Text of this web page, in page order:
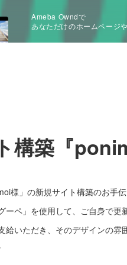
Ameba Owndで
あなただけのホームページ
構築『
様」の新規サイト構築のお手伝
ペ」を使用して、ご自身で更
給いただき、そのデザインの